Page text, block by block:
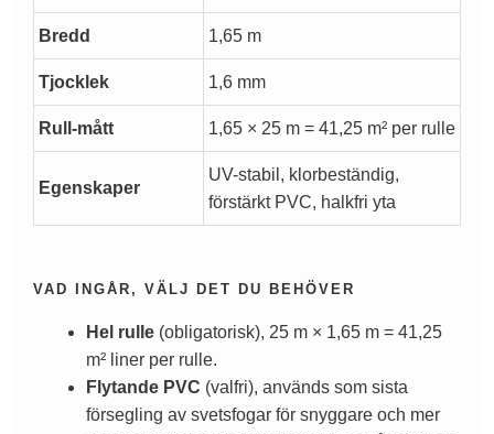
Bredd 1,65 m
Tjocklek 1,6 mm
Rull-mått 1,65 × 25 m = 41,25 m² per rulle
Egenskaper
UV-stabil, klorbeständig,
förstärkt PVC, halkfri yta
VAD INGÅR, VÄLJ DET DU BEHÖVER
Hel rulle (obligatorisk), 25 m × 1,65 m = 41,25
m² liner per rulle.
Flytande PVC (valfri), används som sista
försegling av svetsfogar för snyggare och mer